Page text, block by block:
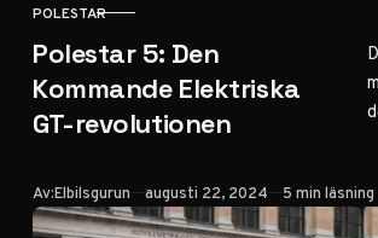
KATEGORI
POLESTAR
Polestar 5: Den
Kommande Elektriska
GT-revolutionen
Av:Elbilsgurun Publicerad
augusti 22, 2024 5 min läsning